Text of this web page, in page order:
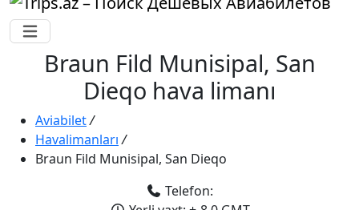
Braun Fild Munisipal, San
Dieqo hava limanı
Aviabilet/
Havalimanları /
Braun Fild Munisipal, San Dieqo
Telefon: